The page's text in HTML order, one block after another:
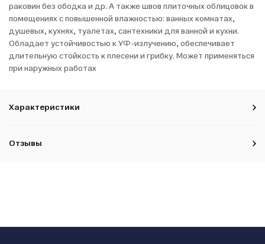
раковин без ободка и др. А также швов плиточных облицовок в
помещениях с повышенной влажностью: ванных комнатах,
душевых, кухнях, туалетах, сантехники для ванной и кухни.
Обладает устойчивостью к УФ-излучению, обеспечивает
длительную стойкость к плесени и грибку. Может применяться
при наружных работах
Характеристики
Отзывы